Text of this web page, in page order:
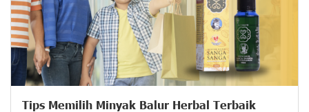
Tips Memilih Minyak Balur Herbal Terbaik